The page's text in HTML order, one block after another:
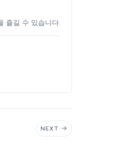
즐길수있습니다.
NEXT